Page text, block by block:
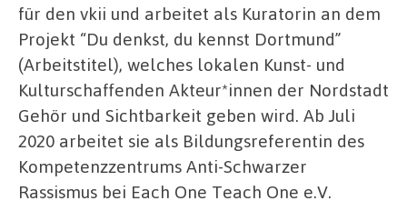
für den vkii und arbeitet als Kuratorin an dem
Projekt “Du denkst, du kennst Dortmund”
(Arbeitstitel), welches lokalen Kunst- und
Kulturschaffenden Akteur*innen der Nordstadt
Gehör und Sichtbarkeit geben wird. Ab Juli
2020 arbeitet sie als Bildungsreferentin des
Kompetenzzentrums Anti-Schwarzer
Rassismus bei Each One Teach One e.V.